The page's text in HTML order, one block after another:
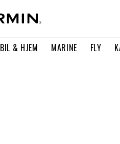
BIL & HJEM MARINE FLY